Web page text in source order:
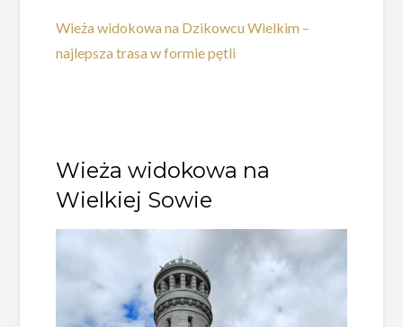
Wieża widokowa na Dzikowcu Wielkim –
najlepsza trasa w formie pętli
Wieża widokowa na
Wielkiej Sowie